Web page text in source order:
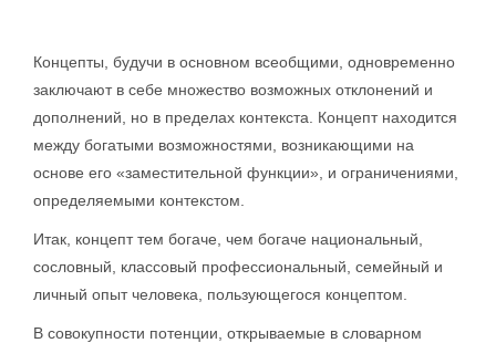
Концепты, будучи в основном всеобщими, одновременно
заключают в себе множество возможных отклонений и
дополнений, но в пределах контекста. Концепт находится
между богатыми возможностями, возникающими на
основе его «заместительной функции», и ограничениями,
определяемыми контекстом.
Итак, концепт тем богаче, чем богаче национальный,
сословный, классовый профессиональный, семейный и
личный опыт человека, пользующегося концептом.
В совокупности потенции, открываемые в словарном